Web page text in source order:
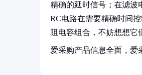
精确的延时信号；在滤波
RC电路在需要精确时间
阻电容组合，不妨想想它
爱采购产品信息全面，爱